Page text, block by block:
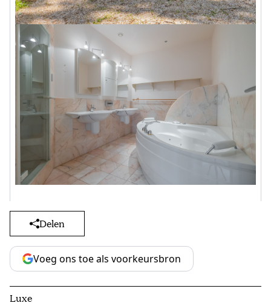
Delen
Voeg ons toe als voorkeursbron
Luxe